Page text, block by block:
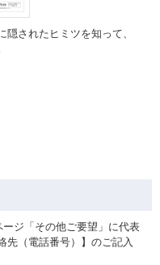
されたヒミツを知って、
ジ「その他ご要望」に代表
先（電話番号）】のご記入